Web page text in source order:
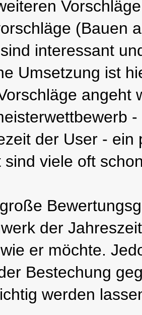
(Bauen
interessant
Umsetzung ist
angeht
der User -
sind viele oft
der
er möchte.
Bestechung
werden